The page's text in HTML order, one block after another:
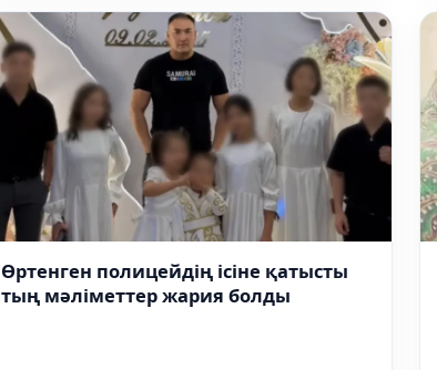
Өртенген полицейдің ісіне қатысты
тың мәліметтер жария болды